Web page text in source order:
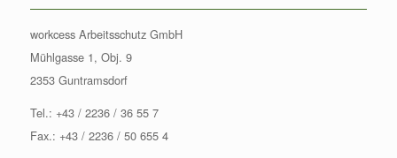
workcess Arbeitsschutz GmbH
Mühlgasse 1, Obj. 9
2353 Guntramsdorf
Tel.: +43 / 2236 / 36 55 7
Fax.: +43 / 2236 / 50 655 4